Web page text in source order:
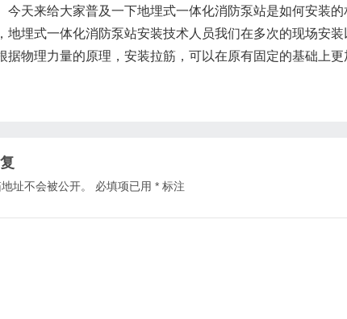
天来给大家普及一下地埋式一体化消防泵站是如何安装的
地埋式一体化消防泵站安装技术人员我们在多次的现场安
据物理力量的原理，安装拉筋，可以在原有固定的基础上
址不会被公开。 必填项已用 * 标注